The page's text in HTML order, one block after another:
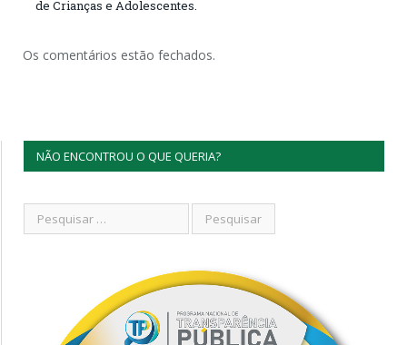
de Crianças e Adolescentes.
Os comentários estão fechados.
NÃO ENCONTROU O QUE QUERIA?